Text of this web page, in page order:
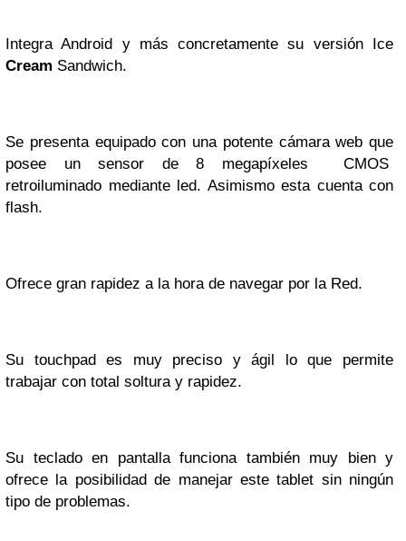
Integra Android y más concretamente su versión Ice
Cream Sandwich.
Se presenta equipado con una potente cámara web que
posee un sensor de 8 megapíxeles CMOS
retroiluminado mediante led. Asimismo esta cuenta con
flash.
Ofrece gran rapidez a la hora de navegar por la Red.
Su touchpad es muy preciso y ágil lo que permite
trabajar con total soltura y rapidez.
Su teclado en pantalla funciona también muy bien y
ofrece la posibilidad de manejar este tablet sin ningún
tipo de problemas.